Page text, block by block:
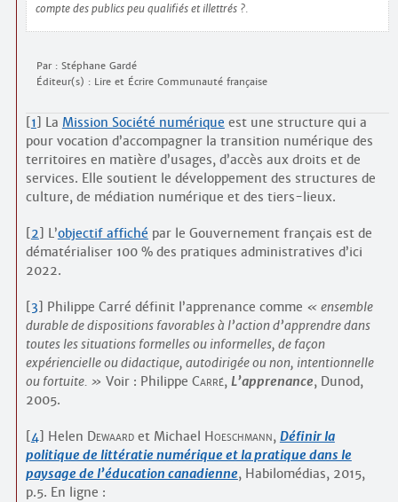
compte des publics peu qualifiés et illettrés ?.
Par : Stéphane Gardé
Éditeur(s) : Lire et Écrire Communauté française
[1] La Mission Société numérique est une structure qui a
pour vocation d’accompagner la transition numérique des
territoires en matière d’usages, d’accès aux droits et de
services. Elle soutient le développement des structures de
culture, de médiation numérique et des tiers-lieux.
[2] L’objectif affiché par le Gouvernement français est de
dématérialiser 100 % des pratiques administratives d’ici
2022.
[3] Philippe Carré définit l’apprenance comme
ensemble
durable de dispositions favorables à l’action d’apprendre dans
toutes les situations formelles ou informelles, de façon
expériencielle ou didactique, autodirigée ou non, intentionnelle
ou fortuite.
Voir : Philippe Carré, L’apprenance, Dunod,
2005.
[4] Helen Dewaardet Michael Hoeschmann, Définir la
politique de littératie numérique et la pratique dans le
paysage de l’éducation canadienne, Habilomédias, 2015,
p.5. En ligne :